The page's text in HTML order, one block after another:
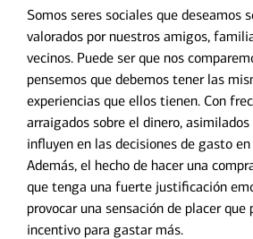
Somos seres sociales que deseamos
valorados por nuestros amigos,
vecinos. Puede ser que nos
pensemos que debemos tener las
experiencias que ellos tienen. Con
arraigados sobre el dinero,
influyen en las decisiones de gasto
Además, el hecho de hacer una
que tenga una fuerte justificación
provocar una sensación de placer que
incentivo para gastar más.